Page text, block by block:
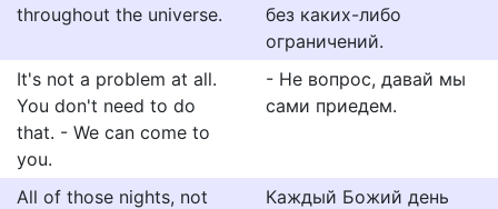
throughout the universe.
без каких-либо
ограничений.
It's not a problem at all.
You don't need to do
that. - We can come to
you.
- Не вопрос, давай мы
сами приедем.
All of those nights, not
Каждый Божий день